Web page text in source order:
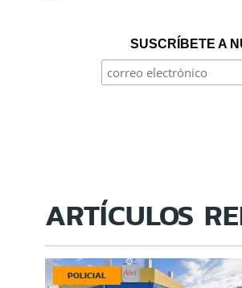
SUSCRÍBETE A
ARTÍCULOS
POLICIAL